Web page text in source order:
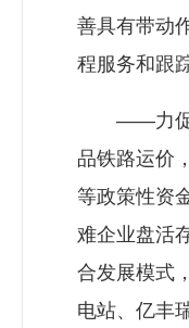
善具有带动
程服务和跟
——力促工
品铁路运价
等政策性资
难企业盘活
合发展模式
电站、亿丰